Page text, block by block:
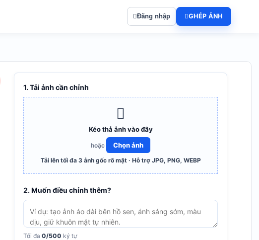
Đăng nhập GHÉP ẢNH
1. Tải ảnh cần chỉnh
Kéo thả ảnh vào đây
hoặc Chọn ảnh
Tải lên tối đa 3 ảnh gốc rõ mặt · Hỗ trợ JPG, PNG, WEBP
2. Muốn điều chỉnh thêm?
Tối đa 0/500 ký tự